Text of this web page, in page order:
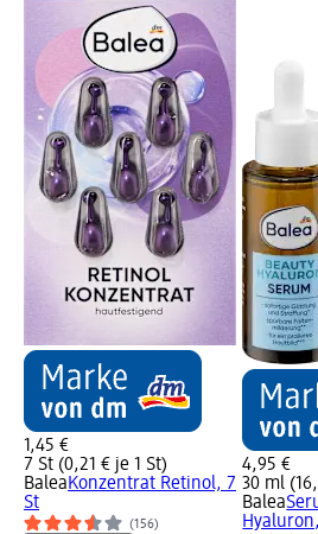
1,45 €
7 St (0,21 € je 1 St)
BaleaKonzentrat Retinol, 7
St
(156)
4,95 €
30 ml
Balea